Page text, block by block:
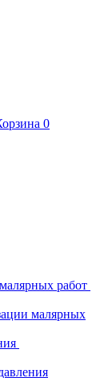
0
работ
малярных